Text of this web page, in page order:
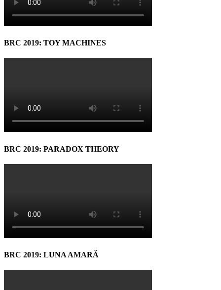
BRC 2019: TOY MACHINES
BRC 2019: PARADOX THEORY
BRC 2019: LUNA AMARĂ